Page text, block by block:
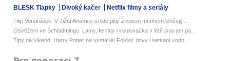
BLESK Tlapky Divoký kačer Netflix filmy a seriály
Filip Vondrášek: V Jižní Americe si lidé plují životem mnohem lehčeji,...
Osvěžení ve Schladmingu: Lamy, ferraty i koulovačka v létě jsou jen pá...
Tipy na víkend: Harry Potter na výstavě! Folklor, bitvy i setkání vodn...